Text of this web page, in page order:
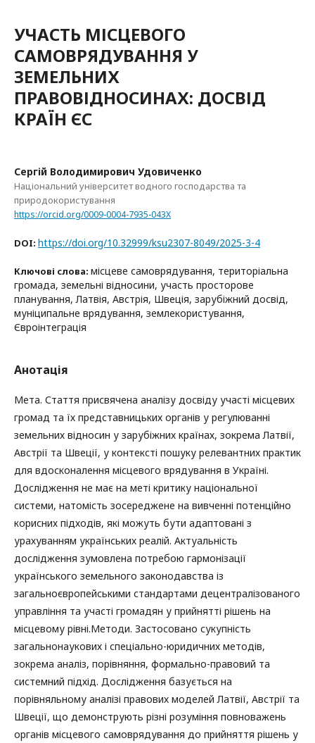
УЧАСТЬ МІСЦЕВОГО
САМОВРЯДУВАННЯ У
ЗЕМЕЛЬНИХ
ПРАВОВІДНОСИНАХ: ДОСВІД
КРАЇН ЄС
Сергій Володимирович Удовиченко
Національний університет водного господарства та
природокористування
https://orcid.org/0009-0004-7935-043X
DOI: https://doi.org/10.32999/ksu2307-8049/2025-3-4
Ключові слова: місцеве самоврядування, територіальна
громада, земельні відносини, участь просторове
планування, Латвія, Австрія, Швеція, зарубіжний досвід,
муніципальне врядування, землекористування,
Євроінтеграція
Анотація
Мета. Стаття присвячена аналізу досвіду участі місцевих
громад та їх представницьких органів у регулюванні
земельних відносин у зарубіжних країнах, зокрема Латвії,
Австрії та Швеції, у контексті пошуку релевантних практик
для вдосконалення місцевого врядування в Україні.
Дослідження не має на меті критику національної
системи, натомість зосереджене на вивченні потенційно
корисних підходів, які можуть бути адаптовані з
урахуванням українських реалій. Актуальність
дослідження зумовлена потребою гармонізації
українського земельного законодавства із
загальноєвропейськими стандартами децентралізованого
управління та участі громадян у прийнятті рішень на
місцевому рівні.Методи. Застосовано сукупність
загальнонаукових і спеціально-юридичних методів,
зокрема аналіз, порівняння, формально-правовий та
системний підхід. Дослідження базується на
порівняльному аналізі правових моделей Латвії, Австрії та
Швеції, що демонструють різні розуміння повноважень
органів місцевого самоврядування до прийняття рішень у